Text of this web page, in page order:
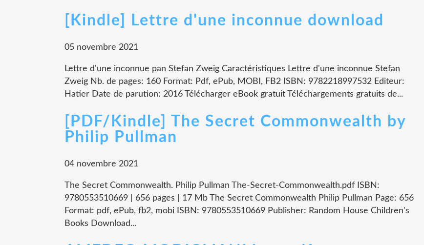
[Kindle] Lettre d'une inconnue download
05 novembre 2021
Lettre d'une inconnue pan Stefan Zweig Caractéristiques Lettre d'une inconnue Stefan
Zweig Nb. de pages: 160 Format: Pdf, ePub, MOBI, FB2 ISBN: 9782218997532 Editeur:
Hatier Date de parution: 2016 Télécharger eBook gratuit Téléchargements gratuits de...
[PDF/Kindle] The Secret Commonwealth by
Philip Pullman
04 novembre 2021
The Secret Commonwealth. Philip Pullman The-Secret-Commonwealth.pdf ISBN:
9780553510669 | 656 pages | 17 Mb The Secret Commonwealth Philip Pullman Page: 656
Format: pdf, ePub, fb2, mobi ISBN: 9780553510669 Publisher: Random House Children's
Books Download...